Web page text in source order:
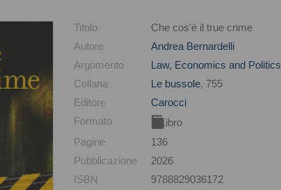
Titolo
Che cos'è il true crime
Autore
Andrea Bernardelli
Argomento
Law, Economics and Politics
Collana
Le bussole, 755
Editore
Carocci
Formato
Libro
Pagine
136
Pubblicazione
2026
ISBN
9788829036172